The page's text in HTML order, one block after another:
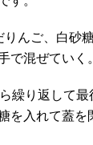
んご、白砂
で混ぜてい
繰り返して最
を入れて蓋を